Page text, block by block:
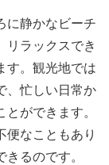
に静かなビーチ
リラックスでき
す。観光地では
、忙しい日常か
ができます。
便なこともあり
るのです。